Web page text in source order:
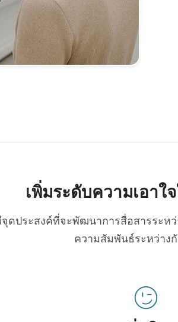
เพิ่มระดับความเอาใ
จุดประสงค์ที่จะพัฒนาการสื่อสารระ
ความสัมพันธ์ระหว่าง